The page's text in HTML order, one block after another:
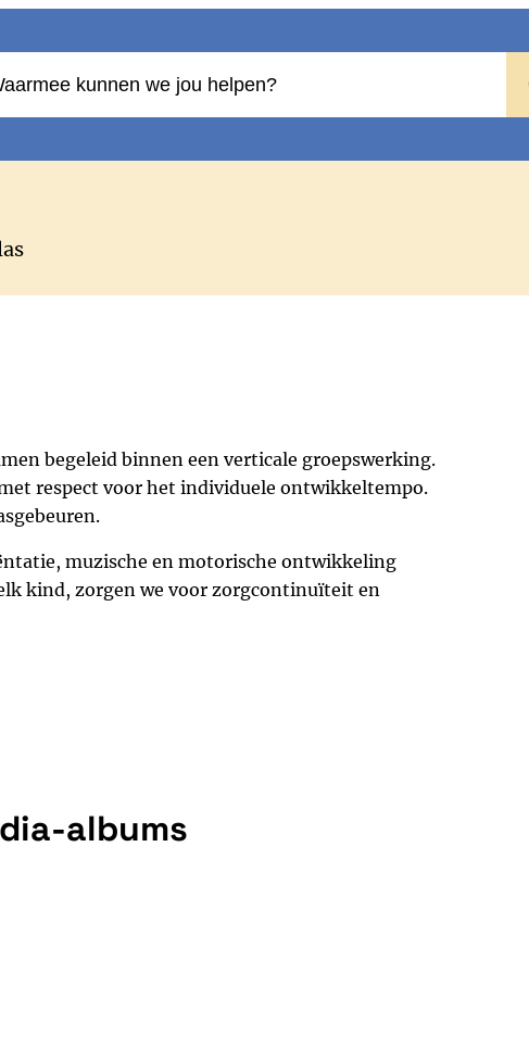
begeleid binnen een verticale groepswerking.
respect voor het individuele ontwikkeltempo.
muzische en motorische ontwikkeling
kind, zorgen we voor zorgcontinuïteit en
albums